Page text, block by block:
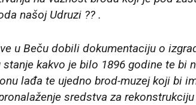
našoj Udruzi ?? .
u Beču dobili dokumentaciju o
kakvo je bilo 1896 godine te bi
lađa te ujedno brod-muzej koji bi
sredstva za